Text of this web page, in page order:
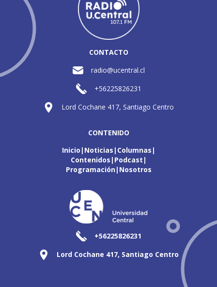
CONTACTO
radio@ucentral.cl
+56225826231
Lord Cochane 417, Santiago Centro
CONTENIDO
Inicio Noticias Columnas
Contenidos Podcast
Programación Nosotros
+56225826231
Lord Cochane 417, Santiago Centro